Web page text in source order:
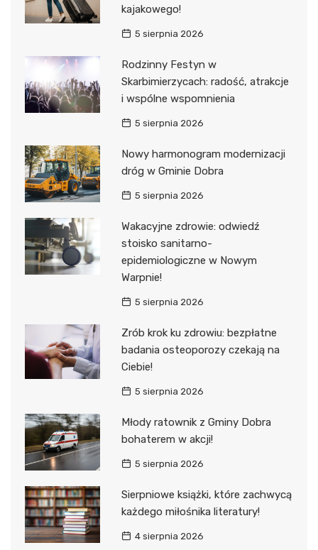
kajakowego!
5 sierpnia 2026
Rodzinny Festyn w
Skarbimierzycach: radość, atrakcje
i wspólne wspomnienia
5 sierpnia 2026
Nowy harmonogram modernizacji
dróg w Gminie Dobra
5 sierpnia 2026
Wakacyjne zdrowie: odwiedź
stoisko sanitarno-
epidemiologiczne w Nowym
Warpnie!
5 sierpnia 2026
Zrób krok ku zdrowiu: bezpłatne
badania osteoporozy czekają na
Ciebie!
5 sierpnia 2026
Młody ratownik z Gminy Dobra
bohaterem w akcji!
5 sierpnia 2026
Sierpniowe książki, które zachwycą
każdego miłośnika literatury!
4 sierpnia 2026